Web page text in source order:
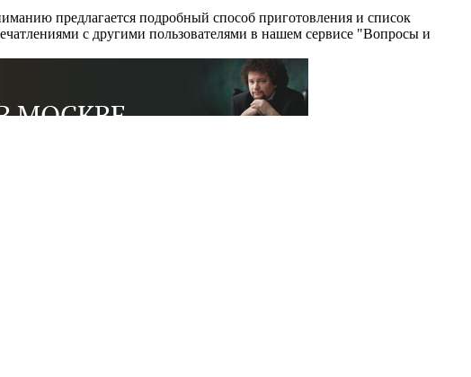
предлагается подробный способ приготовления и список
с другими пользователями в нашем сервисе "Вопросы и